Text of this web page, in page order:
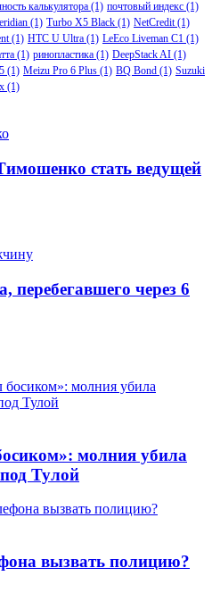
калькулятора (1) почтовый индекс (1)
(1) Turbo X5 Black (1) NetCredit(1)
(1) HTC U Ultra (1) LeEco Liveman C1 (1)
(1) ринопластика (1) DeepStack AI (1)
(1) Meizu Pro 6 Plus (1) BQ Bond (1) Suzuki
(1)
стать ведущей
перебегавшего через 6
молния убила
Тулой
вызвать полицию?